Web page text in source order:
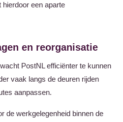
hierdoor een aparte
en reorganisatie
PostNL efficiënter te kunnen
vaak langs de deuren rijden
aanpassen.
de werkgelegenheid binnen de